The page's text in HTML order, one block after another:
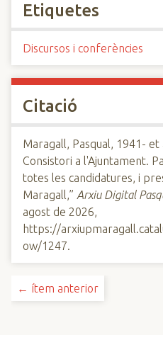
Etiquetes
Discursos i conferències
Citació
Maragall, Pasqual, 1941- et
Consistori a l'Ajuntament.
totes les candidatures, i
Maragall,” Arxiu Digital
agost de 2026,
https://
ow/1247.
← ítem anterior